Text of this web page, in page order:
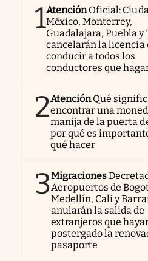
1AtenciónOficial:
México, Monterrey,
Guadalajara, Puebla y
cancelarán la licencia
conducir a todos los
conductores que
2AtenciónQué
encontrar una
manija de la puerta
por qué es
qué hacer
3Migraciones
Aeropuertos de
Medellín, Cali y
anularán la salida de
extranjeros que
postergado la
pasaporte